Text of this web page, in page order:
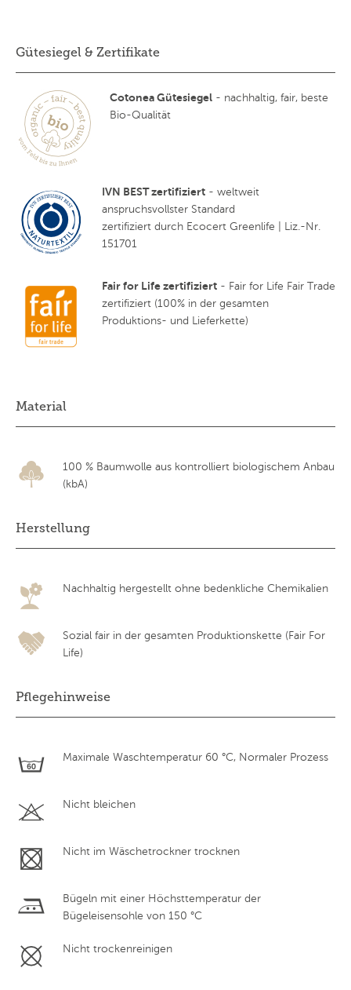
Gütesiegel & Zertifikate
Cotonea Gütesiegel - nachhaltig, fair, beste
Bio-Qualität
IVN BEST zertifiziert - weltweit
anspruchsvollster Standard
zertifiziert durch Ecocert Greenlife | Liz.-Nr.
151701
Fair for Life zertifiziert - Fair for Life Fair Trade
zertifiziert (100% in der gesamten
Produktions- und Lieferkette)
Material
100 % Baumwolle aus kontrolliert biologischem Anbau
(kbA)
Herstellung
Nachhaltig hergestellt ohne bedenkliche Chemikalien
Sozial fair in der gesamten Produktionskette (Fair For
Life)
Pflegehinweise
Maximale Waschtemperatur 60 °C, Normaler Prozess
Nicht bleichen
Nicht im Wäschetrockner trocknen
Bügeln mit einer Höchsttemperatur der
Bügeleisensohle von 150 °C
Nicht trockenreinigen